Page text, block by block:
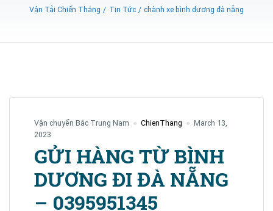
Vận Tải Chiến Thắng Tin Tức chành xe bình dương đà nẵng
Vận chuyển Bắc Trung Nam ChienThang
March 13,
2023
GỬI HÀNG TỪ BÌNH
DƯƠNG ĐI ĐÀ NẴNG
– 0395951345